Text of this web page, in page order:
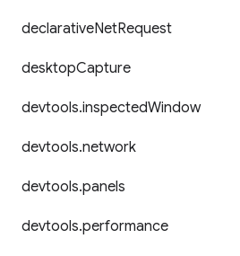
declarativeNetRequest
desktopCapture
devtools.inspectedWindow
devtools.network
devtools.panels
devtools.performance